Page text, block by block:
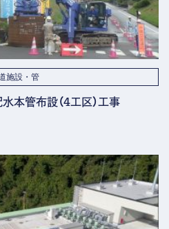
施設・管
本管布設（4工区）工事